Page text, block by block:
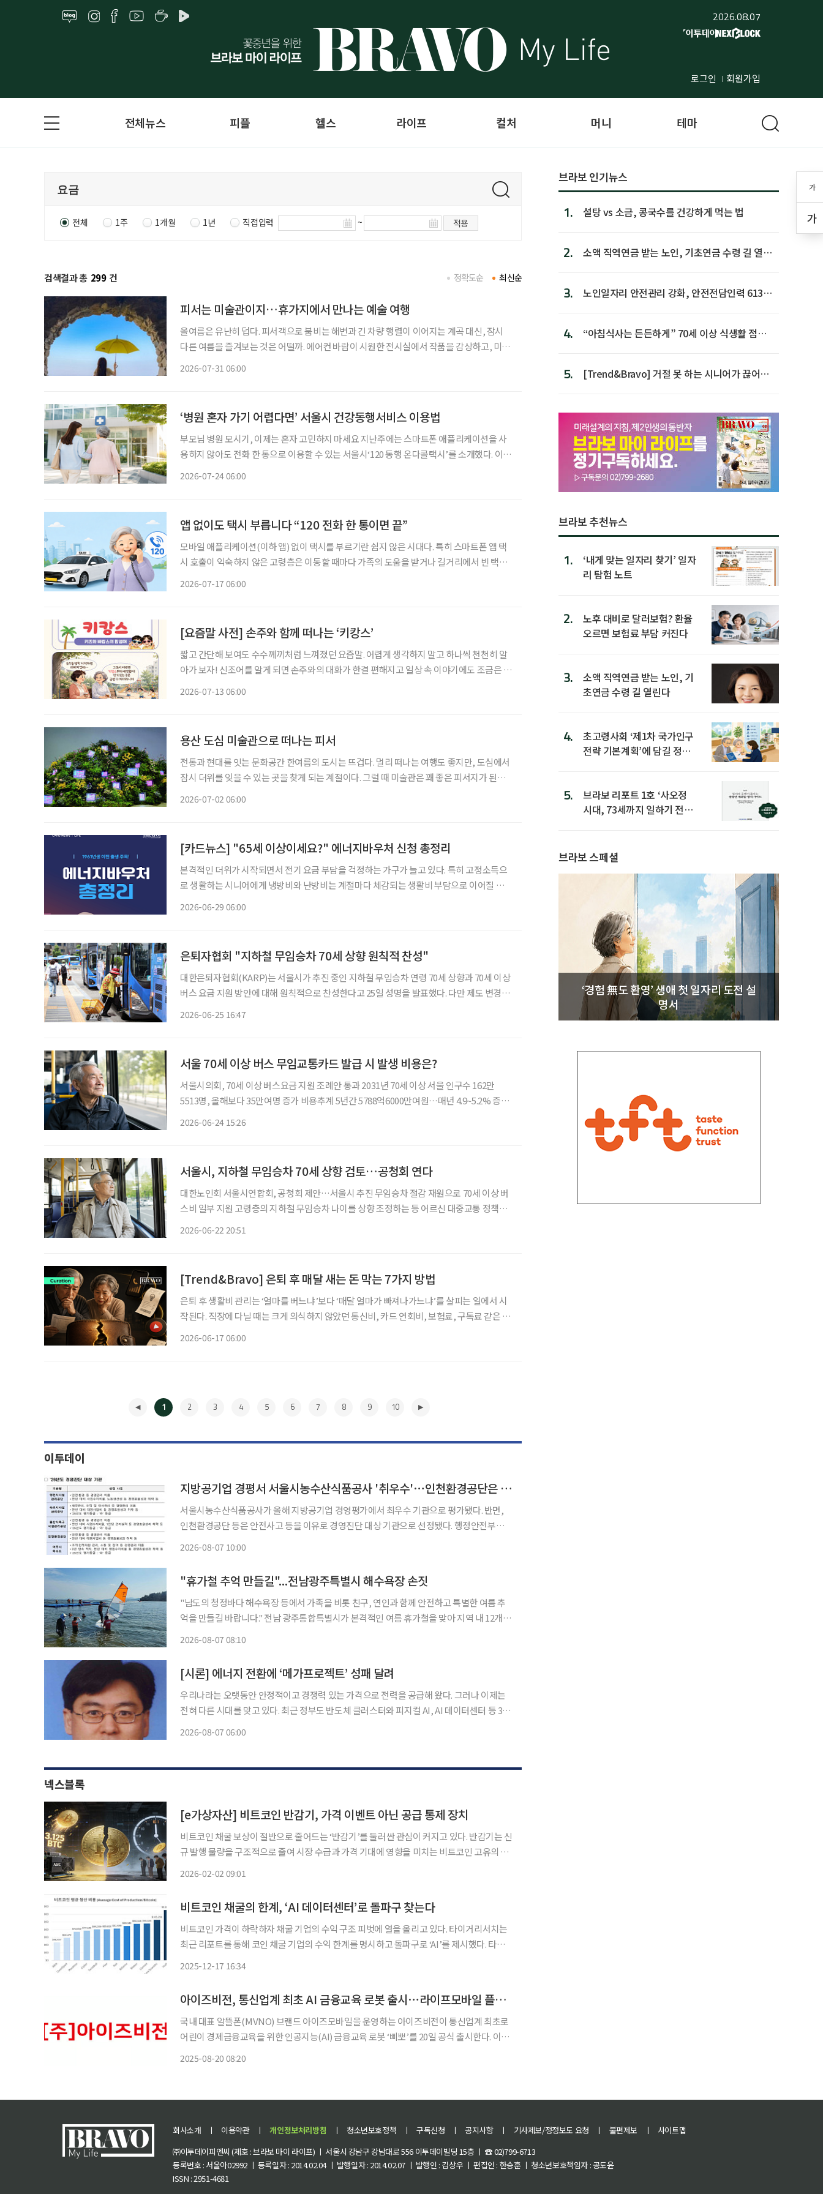
2026.08.07
로그인 회원가입
가
가
전체뉴스 피플 헬스 라이프 컬처 머니 테마
전체 1주 1개월 1년 직접입력 ~ 적용
검색결과 총 299 건 최신순
정확도순
피서는 미술관이지…휴가지에서 만나는 예술 여행
올여름은 유난히 덥다. 피서객으로 붐비는 해변과 긴 차량 행렬이 이어지는 계곡 대신, 잠시
다른 여름을 즐겨보는 것은 어떨까. 에어컨 바람이 시원한 전시실에서 작품을 감상하고, 미술
2026-07-31 06:00
‘병원 혼자 가기 어렵다면’ 서울시 건강동행서비스 이용법
부모님 병원 모시기, 이제는 혼자 고민하지 마세요 지난주에는 스마트폰 애플리케이션을 사
용하지 않아도 전화 한 통으로 이용할 수 있는 서울시‘120 동행 온다콜택시’를 소개했다. 이번
2026-07-24 06:00
앱 없이도 택시 부릅니다 “120 전화 한 통이면 끝”
모바일 애플리케이션(이하 앱) 없이 택시를 부르기란 쉽지 않은 시대다. 특히 스마트폰 앱 택
시 호출이 익숙하지 않은 고령층은 이동할 때마다 가족의 도움을 받거나 길거리에서 빈 택시
2026-07-17 06:00
[요즘말 사전] 손주와 함께 떠나는 ‘키캉스’
짧고 간단해 보여도 수수께끼처럼 느껴졌던 요즘말. 어렵게 생각하지 말고 하나씩 천천히 알
아가 보자! 신조어를 알게 되면 손주와의 대화가 한결 편해지고 일상 속 이야기에도 조금은 젊
2026-07-13 06:00
용산 도심 미술관으로 떠나는 피서
전통과 현대를 잇는 문화공간 한여름의 도시는 뜨겁다. 멀리 떠나는 여행도 좋지만, 도심에서
잠시 더위를 잊을 수 있는 곳을 찾게 되는 계절이다. 그럴 때 미술관은 꽤 좋은 피서지가 된다.
2026-07-02 06:00
[카드뉴스] "65세 이상이세요?" 에너지바우처 신청 총정리
본격적인 더위가 시작되면서 전기 요금 부담을 걱정하는 가구가 늘고 있다. 특히 고정소득으
로 생활하는 시니어에게 냉방비와 난방비는 계절마다 체감되는 생활비 부담으로 이어질 수
2026-06-29 06:00
은퇴자협회 "지하철 무임승차 70세 상향 원칙적 찬성"
대한은퇴자협회(KARP)는 서울시가 추진 중인 지하철 무임승차 연령 70세 상향과 70세 이상
버스 요금 지원 방안에 대해 원칙적으로 찬성한다고 25일 성명을 발표했다. 다만 제도 변경에
2026-06-25 16:47
서울 70세 이상 버스 무임교통카드 발급 시 발생 비용은?
서울시의회, 70세 이상 버스요금 지원 조례안 통과 2031년 70세 이상 서울 인구수 162만
5513명, 올해보다 35만여명 증가 비용추계 5년간 5788억6000만여원…매년 4.9~5.2% 증가
2026-06-24 15:26
서울시, 지하철 무임승차 70세 상향 검토…공청회 연다
대한노인회 서울시연합회, 공청회 제안…서울시 추진 무임승차 절감 재원으로 70세 이상 버
스비 일부 지원 고령층의 지하철 무임승차 나이를 상향 조정하는 등 어르신 대중교통 정책을
2026-06-22 20:51
[Trend&Bravo] 은퇴 후 매달 새는 돈 막는 7가지 방법
은퇴 후 생활비 관리는 ‘얼마를 버느냐’보다 ‘매달 얼마가 빠져나가느냐’를 살피는 일에서 시
작된다. 직장에 다닐 때는 크게 의식하지 않았던 통신비, 카드 연회비, 보험료, 구독료 같은 지
2026-06-17 06:00
1 2 3 4 5 6 7 8 9 10
이투데이
지방공기업 경평서 서울시농수산식품공사 '취우수'⋯인천환경공단은 '낙제점'
서울시농수산식품공사가 올해 지방공기업 경영평가에서 최우수 기관으로 평가됐다. 반면,
인천환경공단 등은 안전사고 등을 이유로 경영진단 대상 기관으로 선정됐다. 행정안전부는 6
2026-08-07 10:00
"휴가철 추억 만들길"...전남광주특별시 해수욕장 손짓
"남도의 청정바다 해수욕장 등에서 가족을 비롯 친구, 연인과 함께 안전하고 특별한 여름 추
억을 만들길 바랍니다." 전남 광주통합특별시가 본격적인 여름 휴가철을 맞아 지역 내 12개
2026-08-07 08:10
[시론] 에너지 전환에 ‘메가프로젝트’ 성패 달려
우리나라는 오랫동안 안정적이고 경쟁력 있는 가격으로 전력을 공급해 왔다. 그러나 이제는
전혀 다른 시대를 맞고 있다. 최근 정부도 반도체 클러스터와 피지컬 AI, AI 데이터센터 등 3대
2026-08-07 06:00
넥스블록
[e가상자산] 비트코인 반감기, 가격 이벤트 아닌 공급 통제 장치
비트코인 채굴 보상이 절반으로 줄어드는 ‘반감기’를 둘러싼 관심이 커지고 있다. 반감기는 신
규 발행 물량을 구조적으로 줄여 시장 수급과 가격 기대에 영향을 미치는 비트코인 고유의 통
2026-02-02 09:01
비트코인 채굴의 한계, ‘AI 데이터센터’로 돌파구 찾는다
비트코인 가격이 하락하자 채굴 기업의 수익 구조 피벗에 열을 올리고 있다. 타이거리서치는
최근 리포트를 통해 코인 채굴 기업의 수익 한계를 명시하고 돌파구로 ‘AI’를 제시했다. 타이
2025-12-17 16:34
아이즈비전, 통신업계 최초 AI 금융교육 로봇 출시⋯라이프모바일 플랫폼 도약 가속
국내 대표 알뜰폰(MVNO) 브랜드 아이즈모바일을 운영하는 아이즈비전이 통신업계 최초로
어린이 경제금융교육을 위한 인공지능(AI) 금융교육 로봇 ‘삐뽀’를 20일 공식 출시한다. 이번
2025-08-20 08:20
브라보 인기뉴스
1. 설탕 vs 소금, 콩국수를 건강하게 먹는 법
2.
소액 직역연금 받는 노인, 기초연금 수령 길 열린
3.
노인일자리 안전관리 강화, 안전전담인력 613명
4.
“아침식사는 든든하게” 70세 이상 식생활 점수
5.
[Trend&Bravo] 거절 못 하는 시니어가 끊어야
브라보 추천뉴스
1.
‘내게 맞는 일자리 찾기’ 일자
리 탐험 노트
2.
노후 대비로 달러보험? 환율
오르면 보험료 부담 커진다
3.
소액 직역연금 받는 노인, 기
초연금 수령 길 열린다
4.
초고령사회 ‘제1차 국가인구
전략 기본계획’에 담길 정책
5.
브라보 리포트 1호 ‘사오정
시대, 73세까지 일하기 전략’
브라보 스페셜
‘경험 無도 환영’ 생애 첫 일자리 도전 설
명서
회사소개 ㅣ 이용약관 ㅣ 개인정보처리방침 ㅣ 청소년보호정책 ㅣ 구독신청 ㅣ 공지사항 ㅣ 기사제보/정정보도 요청 ㅣ 불편제보 ㅣ
사이트맵
㈜이투데이피엔씨 (제호 : 브라보 마이 라이프) ㅣ 서울시 강남구 강남대로 556 이투데이빌딩 15층 ㅣ ☎ 02)799-6713
등록번호 : 서울아02992 ㅣ 등록일자 : 2014.02.04 ㅣ 발행일자 : 2014.02.07 ㅣ 발행인 : 김상우 ㅣ 편집인 : 한승훈 ㅣ 청소년보호책임자 : 공도윤
ISSN : 2951-4681